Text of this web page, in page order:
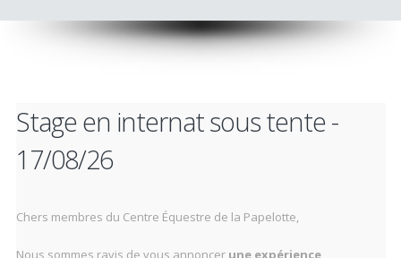
Stage en internat sous tente -
17/08/26
Chers membres du Centre Équestre de la Papelotte,
Nous sommes ravis de vous annoncer une expérience